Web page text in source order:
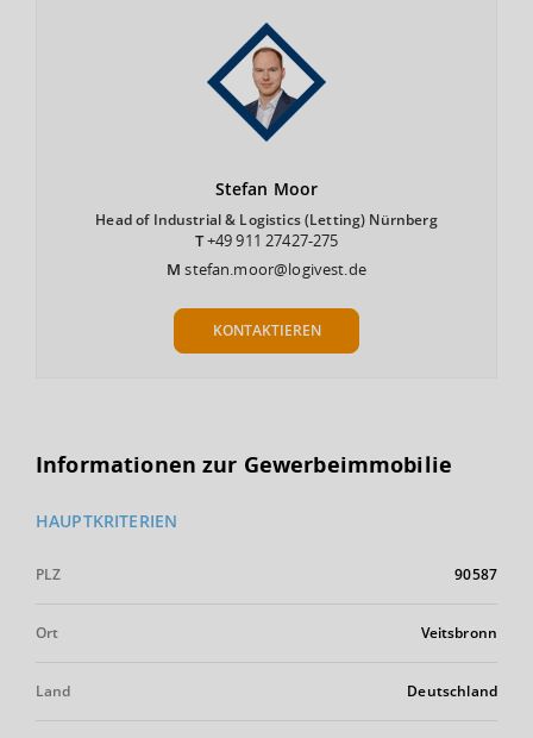
Stefan Moor
Head of Industrial & Logistics (Letting) Nürnberg
T+49 911 27427-275
Mstefan.moor@logivest.de
KONTAKTIEREN
Informationen zur Gewerbeimmobilie
HAUPTKRITERIEN
PLZ 90587
Ort Veitsbronn
Land Deutschland